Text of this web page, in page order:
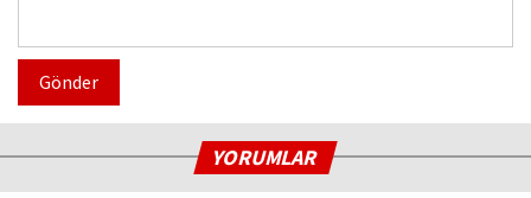
Gönder
YORUMLAR